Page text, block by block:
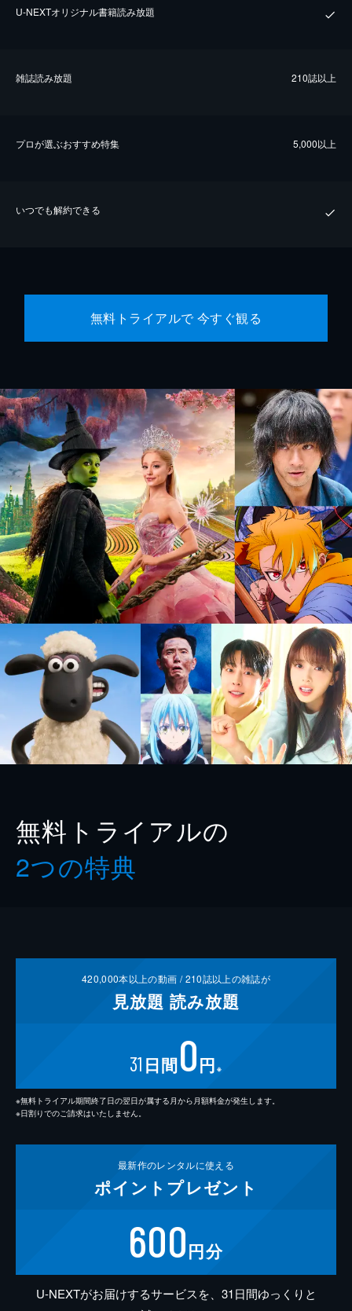
U-NEXTオリジナル書籍読み放題
雑誌読み放題 210誌以上
プロが選ぶおすすめ特集 5,000以上
いつでも解約できる
無料トライアルで 今すぐ観る
無料トライアルの
2つの特典
420,000本以上の動画 /210誌以上の雑誌が
見放題 読み放題
31 日間0円 ※
※無料トライアル期間終了日の翌日が属する月から月額料金が発生します。
※日割りでのご請求はいたしません。
最新作のレンタルに使える
ポイント プレゼント
600円分
U-NEXTがお届けするサービスを、31日間ゆっくりと